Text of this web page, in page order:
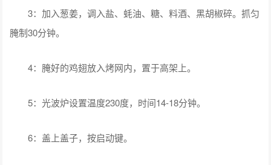
3：加入葱姜，调入盐、蚝油、糖、料酒、黑胡椒碎。抓匀
腌制30分钟。
4：腌好的鸡翅放入烤网内，置于高架上。
5：光波炉设置温度230度，时间14-18分钟。
6：盖上盖子，按启动键。